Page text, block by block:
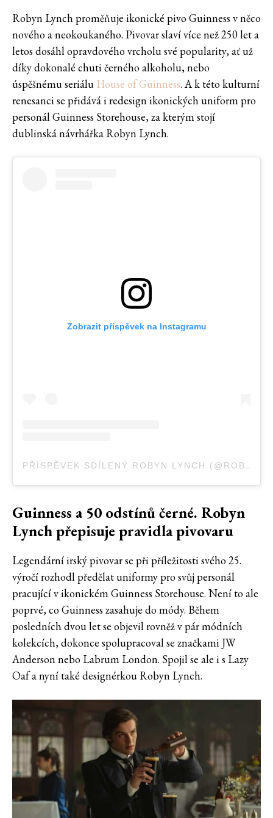
Robyn Lynch proměňuje ikonické pivo Guinness v něco
nového a neokoukaného. Pivovar slaví více než 250 let a
letos dosáhl opravdového vrcholu své popularity, ať už
díky dokonalé chuti černého alkoholu, nebo
úspěšnému seriálu House of Guinness. A k této kulturní
renesanci se přidává i redesign ikonických uniform pro
personál Guinness Storehouse, za kterým stojí
dublinská návrhářka Robyn Lynch.
Zobrazit příspěvek na Instagramu
PŘÍSPĚVEK SDÍLENÝ ROBYN LYNCH (@ROBYNLYNCHIRELAND)
Guinness a 50 odstínů černé. Robyn
Lynch přepisuje pravidla pivovaru
Legendární irský pivovar se při příležitosti svého 25.
výročí rozhodl předělat uniformy pro svůj personál
pracující v ikonickém Guinness Storehouse. Není to ale
poprvé, co Guinness zasahuje do módy. Během
posledních dvou let se objevil rovněž v pár módních
kolekcích, dokonce spolupracoval se značkami JW
Anderson nebo Labrum London. Spojil se ale i s Lazy
Oaf a nyní také designérkou Robyn Lynch.